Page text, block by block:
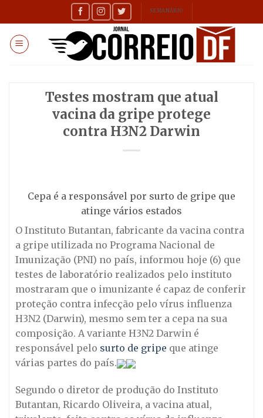
to
content
SEMANÁRIO
Testes mostram que atual
vacina da gripe protege
contra H3N2 Darwin
Cepa é a responsável por surto de gripe que
atinge vários estados
O Instituto Butantan, fabricante da vacina contra
a gripe utilizada no Programa Nacional de
Imunização (PNI) no país, informou hoje (6) que
testes de laboratório realizados pelo instituto
mostraram que o imunizante é capaz de conferir
proteção contra infecção pelo vírus influenza
H3N2 (Darwin), mesmo sem ter a cepa na sua
composição. A variante H3N2 Darwin é
responsável pelo surto de gripe que atinge
várias partes do país.
Segundo o diretor de produção do Instituto
Butantan, Ricardo Oliveira, a vacina atual,